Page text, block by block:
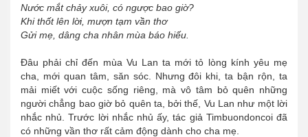
Nước mắt chảy xuôi, có ngược bao giờ?
Khi thốt lên lời, mượn tạm vần thơ
Gửi mẹ, dâng cha nhân mùa báo hiếu.
Đâu phải chỉ đến mùa Vu Lan ta mới tỏ lòng kính yêu mẹ
cha, mới quan tâm, săn sóc. Nhưng đôi khi, ta bận rộn, ta
mải miết với cuộc sống riêng, mà vô tâm bỏ quên những
người chẳng bao giờ bỏ quên ta, bởi thế, Vu Lan như một lời
nhắc nhủ. Trước lời nhắc nhủ ấy, tác giả Timbuondoncoi đã
có những vần thơ rất cảm động dành cho cha mẹ.